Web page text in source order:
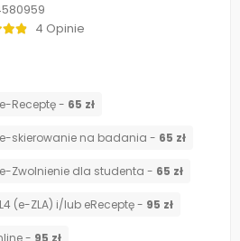
4 Opinie
Receptę - 65 zł
skierowanie na badania - 65 zł
Zwolnienie dla studenta - 65 zł
(e-ZLA) i/lub eReceptę - 95 zł